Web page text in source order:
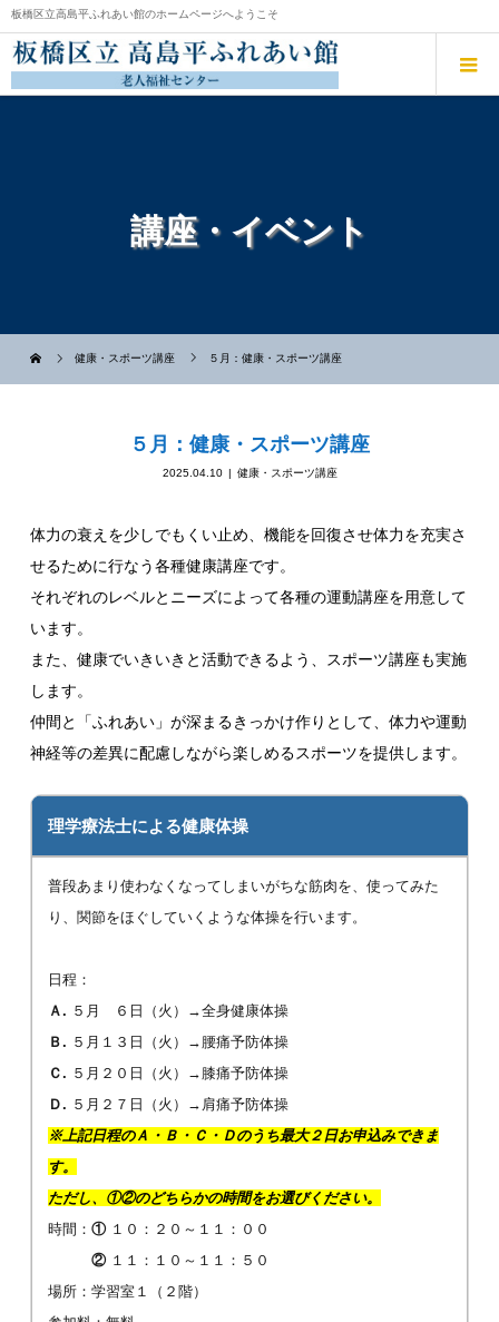
板橋区立高島平ふれあい館のホームページへようこそ
講座・イベント
健康・スポーツ講座 ５月：健康・スポーツ講座
５月：健康・スポーツ講座
2025.04.10 健康・スポーツ講座
体力の衰えを少しでもくい止め、機能を回復させ体力を充実さ
せるために行なう各種健康講座です。
それぞれのレベルとニーズによって各種の運動講座を用意して
います。
また、健康でいきいきと活動できるよう、スポーツ講座も実施
します。
仲間と「ふれあい」が深まるきっかけ作りとして、体力や運動
神経等の差異に配慮しながら楽しめるスポーツを提供します。
理学療法士による健康体操
普段あまり使わなくなってしまいがちな筋肉を、使ってみた
り、関節をほぐしていくような体操を行います。
日程：
Ａ. ５月 ６日（火）→全身健康体操
Ｂ. ５月１３日（火）→腰痛予防体操
Ｃ. ５月２０日（火）→膝痛予防体操
Ｄ. ５月２７日（火）→肩痛予防体操
※上記日程のＡ・Ｂ・Ｃ・Ｄのうち最大２日お申込みできま
す。
ただし、①②のどちらかの時間をお選びください。
時間：① １０：２０～１１：００
② １１：１０～１１：５０
場所：学習室１（２階）